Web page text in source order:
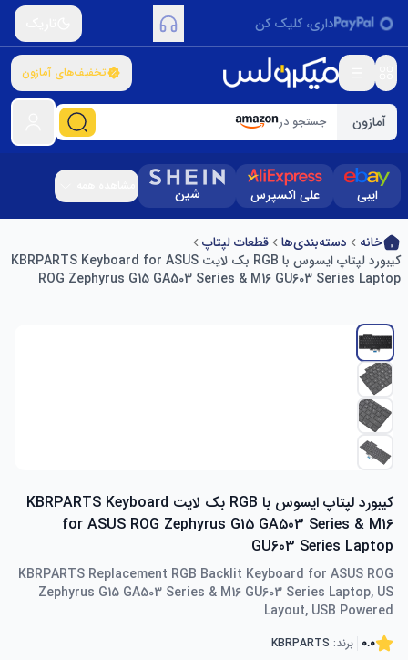
داری، کلیک کن
تخفیف‌های آمازون
آمازون جستجو در
ایبی علی اکسپرس شین
خانه دسته‌بندی‌ها
قطعات لپتاپ
کیبورد لپتاپ ایسوس با RGB بک لایت KBRPARTS Keyboard for ASUS
ROG Zephyrus G15 GA503 Series & M16 GU603 Series Laptop
کیبورد لپتاپ ایسوس با RGB بک لایت KBRPARTS Keyboard
for ASUS ROG Zephyrus G15 GA503 Series & M16
GU603 Series Laptop
KBRPARTS Replacement RGB Backlit Keyboard for ASUS ROG
Zephyrus G15 GA503 Series & M16 GU603 Series Laptop, US
Layout, USB Powered
0.0 برند: KBRPARTS